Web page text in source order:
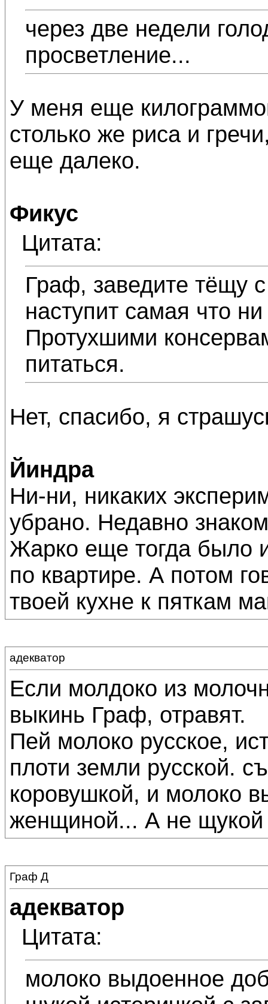
через две недели
просветление...
У меня еще
столько же риса и
еще далеко.
Фикус
Цитата:
Граф, заведите тёщу
наступит самая что
Протухшими
питаться.
Нет, спасибо, я
Йиндра
Ни-ни, никаких
убрано. Недавно
Жарко еще тогда было
по квартире. А потом
твоей кухне к пяткам
адекватор
Если молдоко из
выкинь Граф, отравят.
Пей молоко русское,
плоти земли русской.
коровушкой, и молоко
женщиной... А не щукой
Граф Д
адекватор
Цитата:
молоко выдоенное